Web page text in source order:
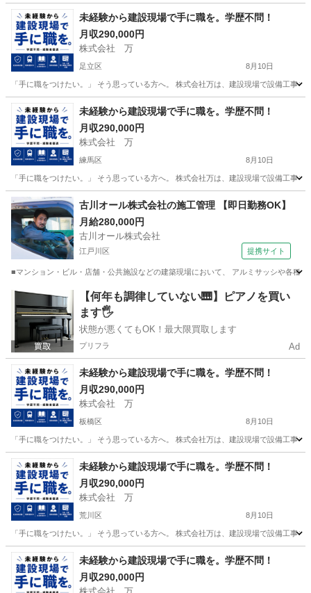
東京 葛飾区 その他
未経験から建設現場で手に職を。学歴不問！
月収290,000円
株式会社 万
足立区 8月10日
「手に職をつけたい。」 そう思っている方へ。 株式会社万は、建設現場で設備工事
東京 足立区 その他 未経験
未経験から建設現場で手に職を。学歴不問！
月収290,000円
株式会社 万
練馬区 8月10日
「手に職をつけたい。」 そう思っている方へ。 株式会社万は、建設現場で設備工事
東京 練馬区 その他 未経験
古川オール株式会社の施工管理 【即日勤務OK】
月給280,000円
古川オール株式会社
江戸川区 提携サイト
■マンション・ビル・店舗・公共施設などの建築現場において、 アルミサッシや各種
東京 江戸川区 鳶職
【何年も調律していない🎹】ピアノを買い
ます🖐️
状態が悪くてもOK！最大限買取します
プリフラ Ad
未経験から建設現場で手に職を。学歴不問！
月収290,000円
株式会社 万
板橋区 8月10日
「手に職をつけたい。」 そう思っている方へ。 株式会社万は、建設現場で設備工事
東京 板橋区 その他 未経験
未経験から建設現場で手に職を。学歴不問！
月収290,000円
株式会社 万
荒川区 8月10日
「手に職をつけたい。」 そう思っている方へ。 株式会社万は、建設現場で設備工事
東京 荒川区 その他 未経験
未経験から建設現場で手に職を。学歴不問！
月収290,000円